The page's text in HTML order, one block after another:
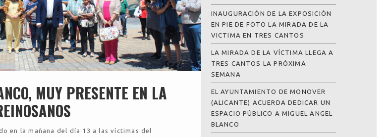
MUY PRESENTE EN LA
en la mañana del día 13 a las víctimas del
INAUGURACIÓN DE LA EXPOSICIÓN
EN PIE DE FOTO LA MIRADA DE LA
VICTIMA EN TRES CANTOS
LA MIRADA DE LA VÍCTIMA LLEGA A
TRES CANTOS LA PRÓXIMA
SEMANA
EL AYUNTAMIENTO DE MONOVER
(ALICANTE) ACUERDA DEDICAR UN
ESPACIO PÚBLICO A MIGUEL ANGEL
BLANCO